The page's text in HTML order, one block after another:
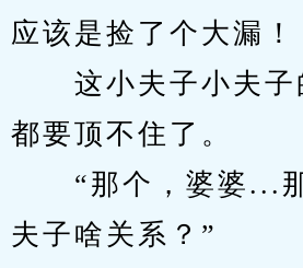
应该是捡了个大漏！
这小夫子小夫子
都要顶不住了。
“那个，婆婆...那
夫子啥关系？”